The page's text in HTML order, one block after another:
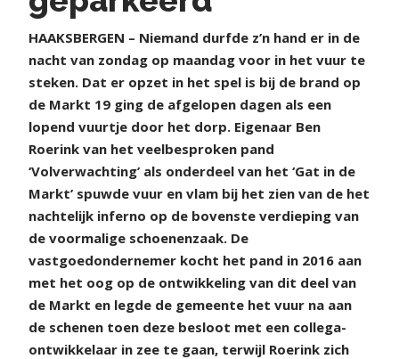
HAAKSBERGEN – Niemand durfde z’n hand er in de
nacht van zondag op maandag voor in het vuur te
steken. Dat er opzet in het spel is bij de brand op
de Markt 19 ging de afgelopen dagen als een
lopend vuurtje door het dorp. Eigenaar Ben
Roerink van het veelbesproken pand
‘Volverwachting’ als onderdeel van het ‘Gat in de
Markt’ spuwde vuur en vlam bij het zien van de het
nachtelijk inferno op de bovenste verdieping van
de voormalige schoenenzaak. De
vastgoedondernemer kocht het pand in 2016 aan
met het oog op de ontwikkeling van dit deel van
de Markt en legde de gemeente het vuur na aan
de schenen toen deze besloot met een collega-
ontwikkelaar in zee te gaan, terwijl Roerink zich